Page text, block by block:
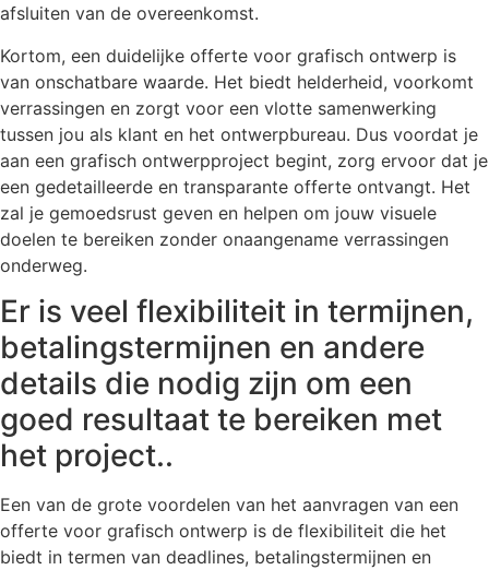
afsluiten van de overeenkomst.
Kortom, een duidelijke offerte voor grafisch ontwerp is
van onschatbare waarde. Het biedt helderheid, voorkomt
verrassingen en zorgt voor een vlotte samenwerking
tussen jou als klant en het ontwerpbureau. Dus voordat je
aan een grafisch ontwerpproject begint, zorg ervoor dat je
een gedetailleerde en transparante offerte ontvangt. Het
zal je gemoedsrust geven en helpen om jouw visuele
doelen te bereiken zonder onaangename verrassingen
onderweg.
Er is veel flexibiliteit in termijnen,
betalingstermijnen en andere
details die nodig zijn om een
goed resultaat te bereiken met
het project..
Een van de grote voordelen van het aanvragen van een
offerte voor grafisch ontwerp is de flexibiliteit die het
biedt in termen van deadlines, betalingstermijnen en